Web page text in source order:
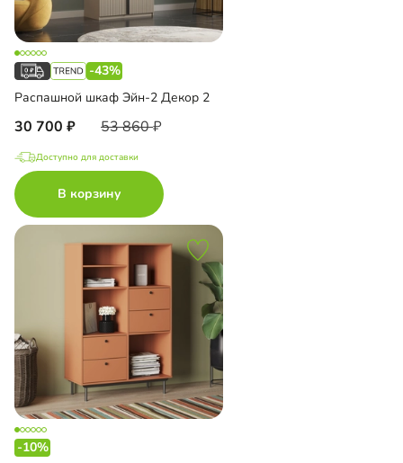
-43%
Распашной шкаф Эйн-2 Декор 2
30 700 53 860
Доступно для доставки
В корзину
-10%